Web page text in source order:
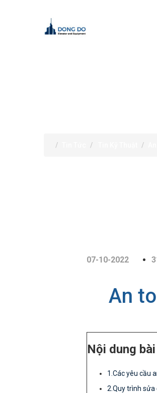
07-10-2022
An
Nội dung
1.Các yêu cầu
2.Quy trình